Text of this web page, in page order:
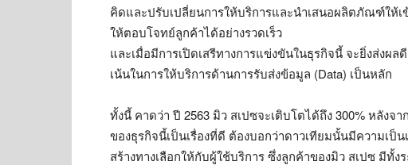
คิดและปรับเปลี่ยนการให้บริการและนำเสนอผลิตภัณฑ์ให้
ให้ตอบโจทย์ลูกค้าได้อย่างรวดเร็ว
และเมื่อมีการเปิดเสรีทางการแข่งขันในธุรกิจนี้ จะยิ่งส่งผ
เน้นในการให้บริการด้านการรับส่งข้อมูล (Data) เป็นหลัก
ทั้งนี้ คาดว่า ปี 2563 มิว สเปซจะเติบโตได้ถึง 300% หลังจ
ของธุรกิจนี้เป็นเรื่องที่ดี ต้องบอกว่าดาวเทียมนั้นมีความเป็
สร้างทางเลือกให้กับผู้ใช้บริการ ซึ่งลูกค้าของมิว สเปซ มีทั้